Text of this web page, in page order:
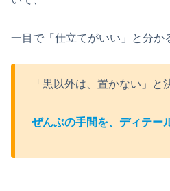
一目で「仕立てがいい」と分か
「黒以外は、置かない」と
ぜんぶの手間を、ディテー